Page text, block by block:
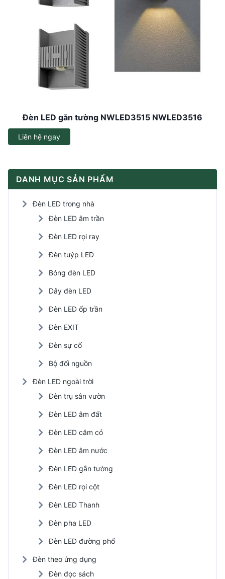
Đèn LED gắn tường NWLED3515 NWLED3516
Liên hệ ngay
DANH MỤC SẢN PHẨM
Đèn LED trong nhà
Đèn LED âm trần
Đèn LED rọi ray
Đèn tuýp LED
Bóng đèn LED
Dây đèn LED
Đèn LED ốp trần
Đèn EXIT
Đèn sự cố
Bộ đổi nguồn
Đèn LED ngoài trời
Đèn trụ sân vườn
Đèn LED âm đất
Đèn LED cắm cỏ
Đèn LED âm nước
Đèn LED gắn tường
Đèn LED rọi cột
Đèn LED Thanh
Đèn pha LED
Đèn LED đường phố
Đèn theo ứng dụng
Đèn đọc sách